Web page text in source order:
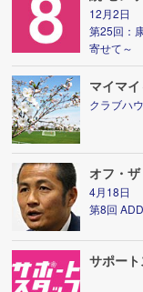
12月2日
第25回：
寄せて～
マイマ
クラブハ
オフ・
4月18日
第8回
サポー